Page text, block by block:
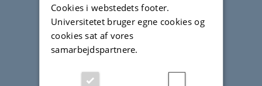
Cookies i webstedets footer.
Universitetet bruger egne cookies og
cookies sat af vores
samarbejdspartnere.